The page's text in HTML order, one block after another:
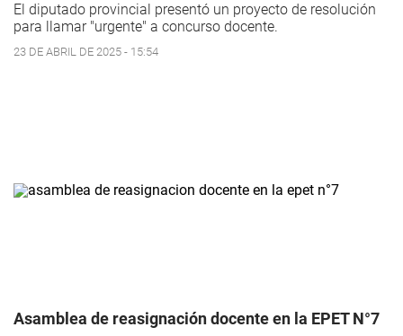
El diputado provincial presentó un proyecto de resolución
para llamar "urgente" a concurso docente.
23 DE ABRIL DE 2025 - 15:54
Asamblea de reasignación docente en la EPET N°7